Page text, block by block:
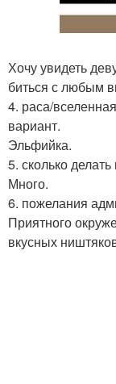
Хочу увидеть
биться с любым
4. раса/
вариант.
Эльфийка.
5. сколько
Много.
6. пожелания
Приятного
вкусных